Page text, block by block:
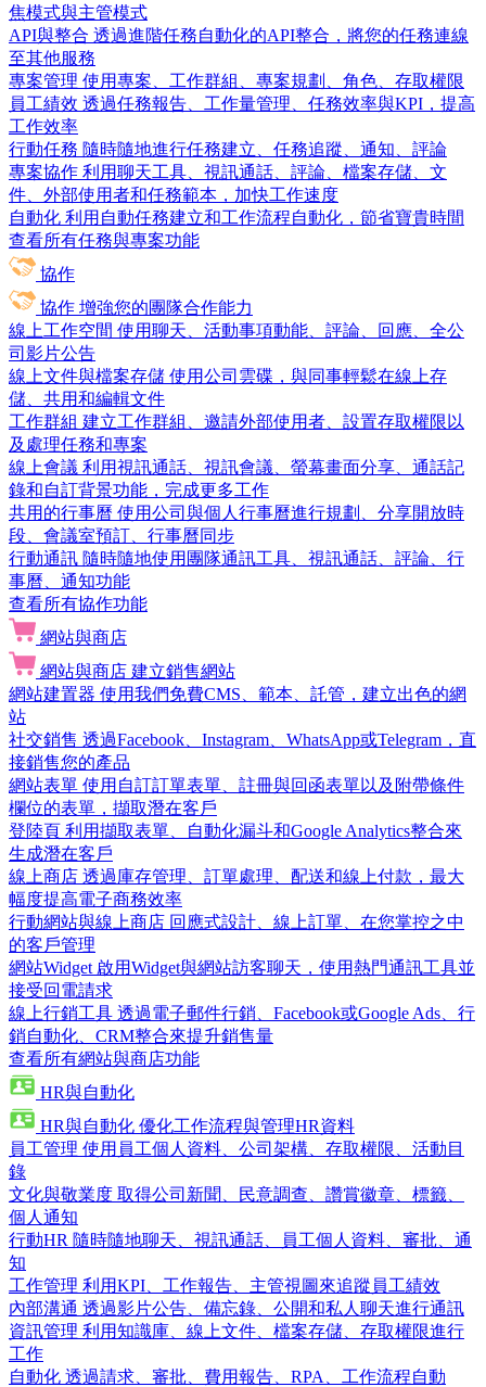
焦模式與主管模式
API與整合 透過進階任務自動化的API整合，將您的任務連線
至其他服務
專案管理 使用專案、工作群組、專案規劃、角色、存取權限
員工績效 透過任務報告、工作量管理、任務效率與KPI，提高
工作效率
行動任務 隨時隨地進行任務建立、任務追蹤、通知、評論
專案協作 利用聊天工具、視訊通話、評論、檔案存儲、文
件、外部使用者和任務範本，加快工作速度
自動化 利用自動任務建立和工作流程自動化，節省寶貴時間
查看所有任務與專案功能
協作
協作 增強您的團隊合作能力
線上工作空間 使用聊天、活動事項動能、評論、回應、全公
司影片公告
線上文件與檔案存儲 使用公司雲碟，與同事輕鬆在線上存
儲、共用和編輯文件
工作群組 建立工作群組、邀請外部使用者、設置存取權限以
及處理任務和專案
線上會議 利用視訊通話、視訊會議、螢幕畫面分享、通話記
錄和自訂背景功能，完成更多工作
共用的行事曆 使用公司與個人行事曆進行規劃、分享開放時
段、會議室預訂、行事曆同步
行動通訊 隨時隨地使用團隊通訊工具、視訊通話、評論、行
事曆、通知功能
查看所有協作功能
網站與商店
網站與商店 建立銷售網站
網站建置器 使用我們免費CMS、範本、託管，建立出色的網
站
社交銷售 透過Facebook、Instagram、WhatsApp或Telegram，直
接銷售您的產品
網站表單 使用自訂訂單表單、註冊與回函表單以及附帶條件
欄位的表單，擷取潛在客戶
登陸頁 利用擷取表單、自動化漏斗和Google Analytics整合來
生成潛在客戶
線上商店 透過庫存管理、訂單處理、配送和線上付款，最大
幅度提高電子商務效率
行動網站與線上商店 回應式設計、線上訂單、在您掌控之中
的客戶管理
網站Widget 啟用Widget與網站訪客聊天，使用熱門通訊工具並
接受回電請求
線上行銷工具 透過電子郵件行銷、Facebook或Google Ads、行
銷自動化、CRM整合來提升銷售量
查看所有網站與商店功能
HR與自動化
HR與自動化 優化工作流程與管理HR資料
員工管理 使用員工個人資料、公司架構、存取權限、活動目
錄
文化與敬業度 取得公司新聞、民意調查、讚賞徽章、標籤、
個人通知
行動HR 隨時隨地聊天、視訊通話、員工個人資料、審批、通
知
工作管理 利用KPI、工作報告、主管視圖來追蹤員工績效
內部溝通 透過影片公告、備忘錄、公開和私人聊天進行通訊
資訊管理 利用知識庫、線上文件、檔案存儲、存取權限進行
工作
自動化 透過請求、審批、費用報告、RPA、工作流程自動